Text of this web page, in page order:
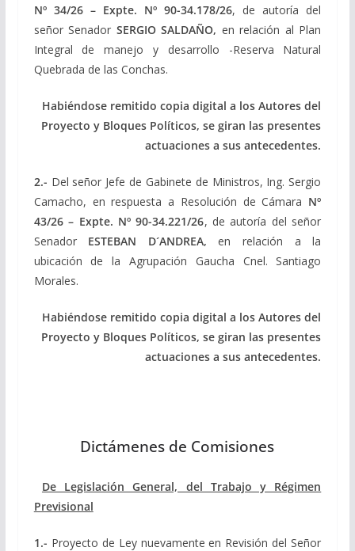
Nº 34/26 – Expte. Nº 90-34.178/26, de autoría del
señor Senador SERGIO SALDAÑO, en relación al Plan
Integral de manejo y desarrollo -Reserva Natural
Quebrada de las Conchas.
Habiéndose remitido copia digital a los Autores del
Proyecto y Bloques Políticos, se giran las presentes
actuaciones a sus antecedentes.
2.- Del señor Jefe de Gabinete de Ministros, Ing. Sergio
Camacho, en respuesta a Resolución de Cámara Nº
43/26 – Expte. Nº 90-34.221/26, de autoría del señor
SenadorESTEBAN D´ANDREA, en relación a la
ubicación de la Agrupación Gaucha Cnel. Santiago
Morales.
Habiéndose remitido copia digital a los Autores del
Proyecto y Bloques Políticos, se giran las presentes
actuaciones a sus antecedentes.
Dictámenes de Comisiones
De Legislación General, del Trabajo y Régimen
Previsional
1.- Proyecto de Ley nuevamente en Revisión del Señor